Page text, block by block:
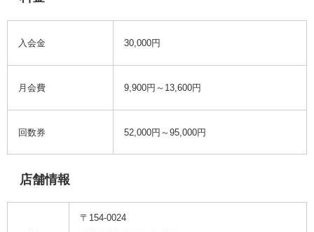
入会金 30,000円
月会費 9,900円～13,600円
回数券 52,000円～95,000円
店舗情報
〒1 54-0024